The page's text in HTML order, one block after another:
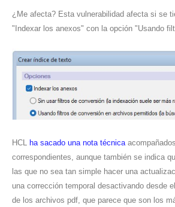
¿Me afecta? Esta vulnerabilidad afecta si se
"Indexar los anexos" con la opción "Usando
HCL ha sacado una nota técnica
correspondientes, aunque también se indica
las que no sea tan simple hacer una
una corrección temporal desactivando desde
de los archivos pdf, que parece que son los